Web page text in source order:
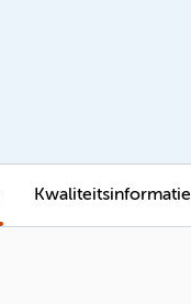
Kwaliteitsinformatie